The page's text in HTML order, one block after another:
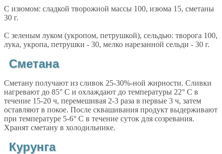
С изюмом: сладкой творожной массы 100, изюма 15, сметаны
30 г.
С зеленым луком (укропом, петрушкой), сельдью: творога 100,
лука, укропа, петрушки - 30, мелко нарезанной сельди - 30 г.
Сметана
Сметану получают из сливок 25-30%-ной жирности. Сливки
нагревают до 85° С и охлаждают до температуры 22° С в
течение 15-20 ч, перемешивая 2-3 раза в первые 3 ч, затем
оставляют в покое. После сквашивания продукт выдерживают
при температуре 5-6° С в течение суток для созревания.
Хранят сметану в холодильнике.
Курунга